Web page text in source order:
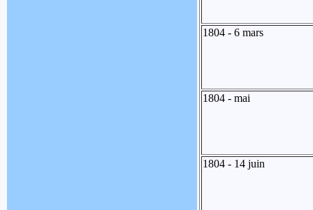
1804 - 6 mars
1804 - mai
1804 - 14 juin